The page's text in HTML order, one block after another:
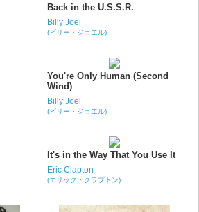
Back in the U.S.S.R.
Billy Joel
(ビリー・ジョエル)
You're Only Human (Second
Wind)
Billy Joel
(ビリー・ジョエル)
It's in the Way That You Use It
Eric Clapton
(エリック・クラプトン)